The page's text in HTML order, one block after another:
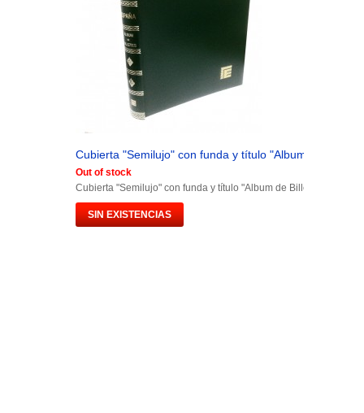
Cubierta "Semilujo" con funda y título "Album de
Out of stock
Cubierta "Semilujo" con funda y título "Album de Billetes España"
SIN EXISTENCIAS